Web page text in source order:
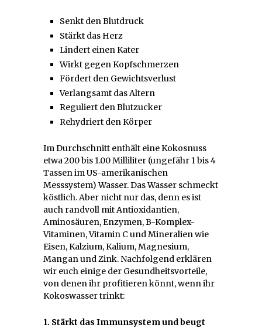
Senkt den Blutdruck
Stärkt das Herz
Lindert einen Kater
Wirkt gegen Kopfschmerzen
Fördert den Gewichtsverlust
Verlangsamt das Altern
Reguliert den Blutzucker
Rehydriert den Körper
Im Durchschnitt enthält eine Kokosnuss
etwa 200 bis 1.00 Milliliter (ungefähr 1 bis 4
Tassen im US-amerikanischen
Messsystem) Wasser. Das Wasser schmeckt
köstlich. Aber nicht nur das, denn es ist
auch randvoll mit Antioxidantien,
Aminosäuren, Enzymen, B-Komplex-
Vitaminen, Vitamin C und Mineralien wie
Eisen, Kalzium, Kalium, Magnesium,
Mangan und Zink. Nachfolgend erklären
wir euch einige der Gesundheitsvorteile,
von denen ihr profitieren könnt, wenn ihr
Kokoswasser trinkt:
1. Stärkt das Immunsystem und beugt